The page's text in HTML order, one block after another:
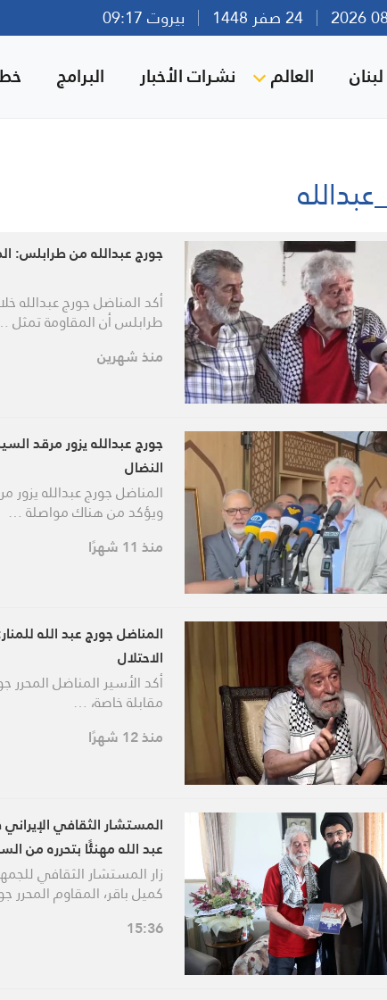
بيروت 09:17
لبنان العالم نشرات الأخبار البرامج
جورج عبدالله من طرابلس:
أكد المناضل جورج عبدالله
طرابلس أن المقاومة تمثل
منذ شهرين
جورج عبدالله يزور مرقد
النضال
المناضل جورج عبدالله
ويؤكد من هناك مواصلة …
منذ 11 شهرًا
المناضل جورج عبد الله
الاحتلال
أكد الأسير المناضل المحرر
مقابلة خاصة، …
منذ 12 شهرًا
المستشار الثقافي الإيراني
عبد الله مهنئًا بتحرره من
زار المستشار الثقافي
كميل باقر، المقاوم المحرر
15:36